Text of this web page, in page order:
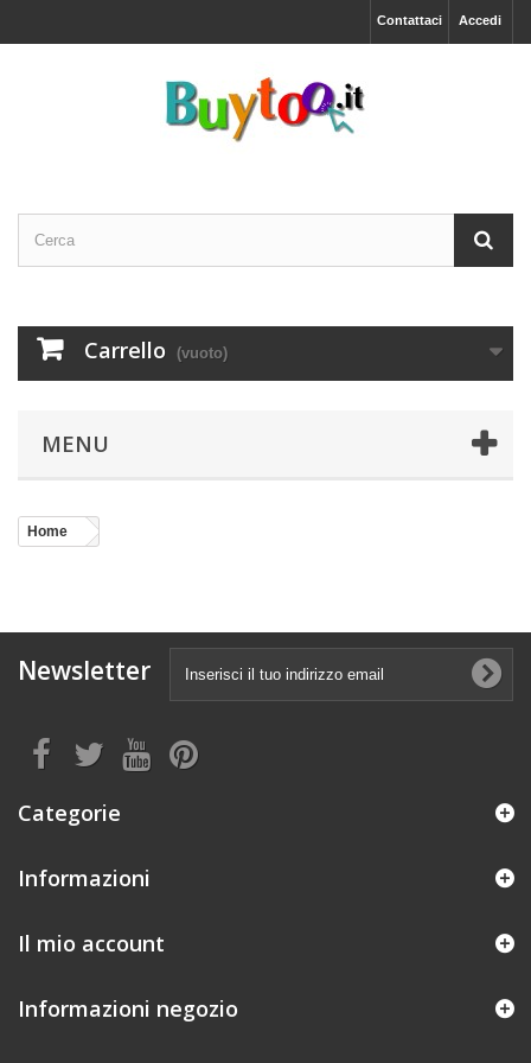
Accedi
Contattaci
Carrello (vuoto)
MENU
Home
Newsletter
Categorie
Informazioni
Il mio account
Informazioni negozio